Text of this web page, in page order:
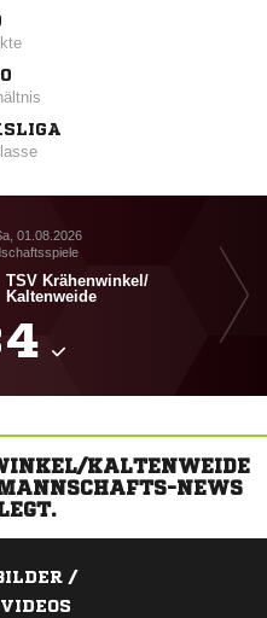
01.08.2026
TSV Krähenwinkel/​
Kaltenweide

KALTENWEIDE
NEWS
/
VIDEOS